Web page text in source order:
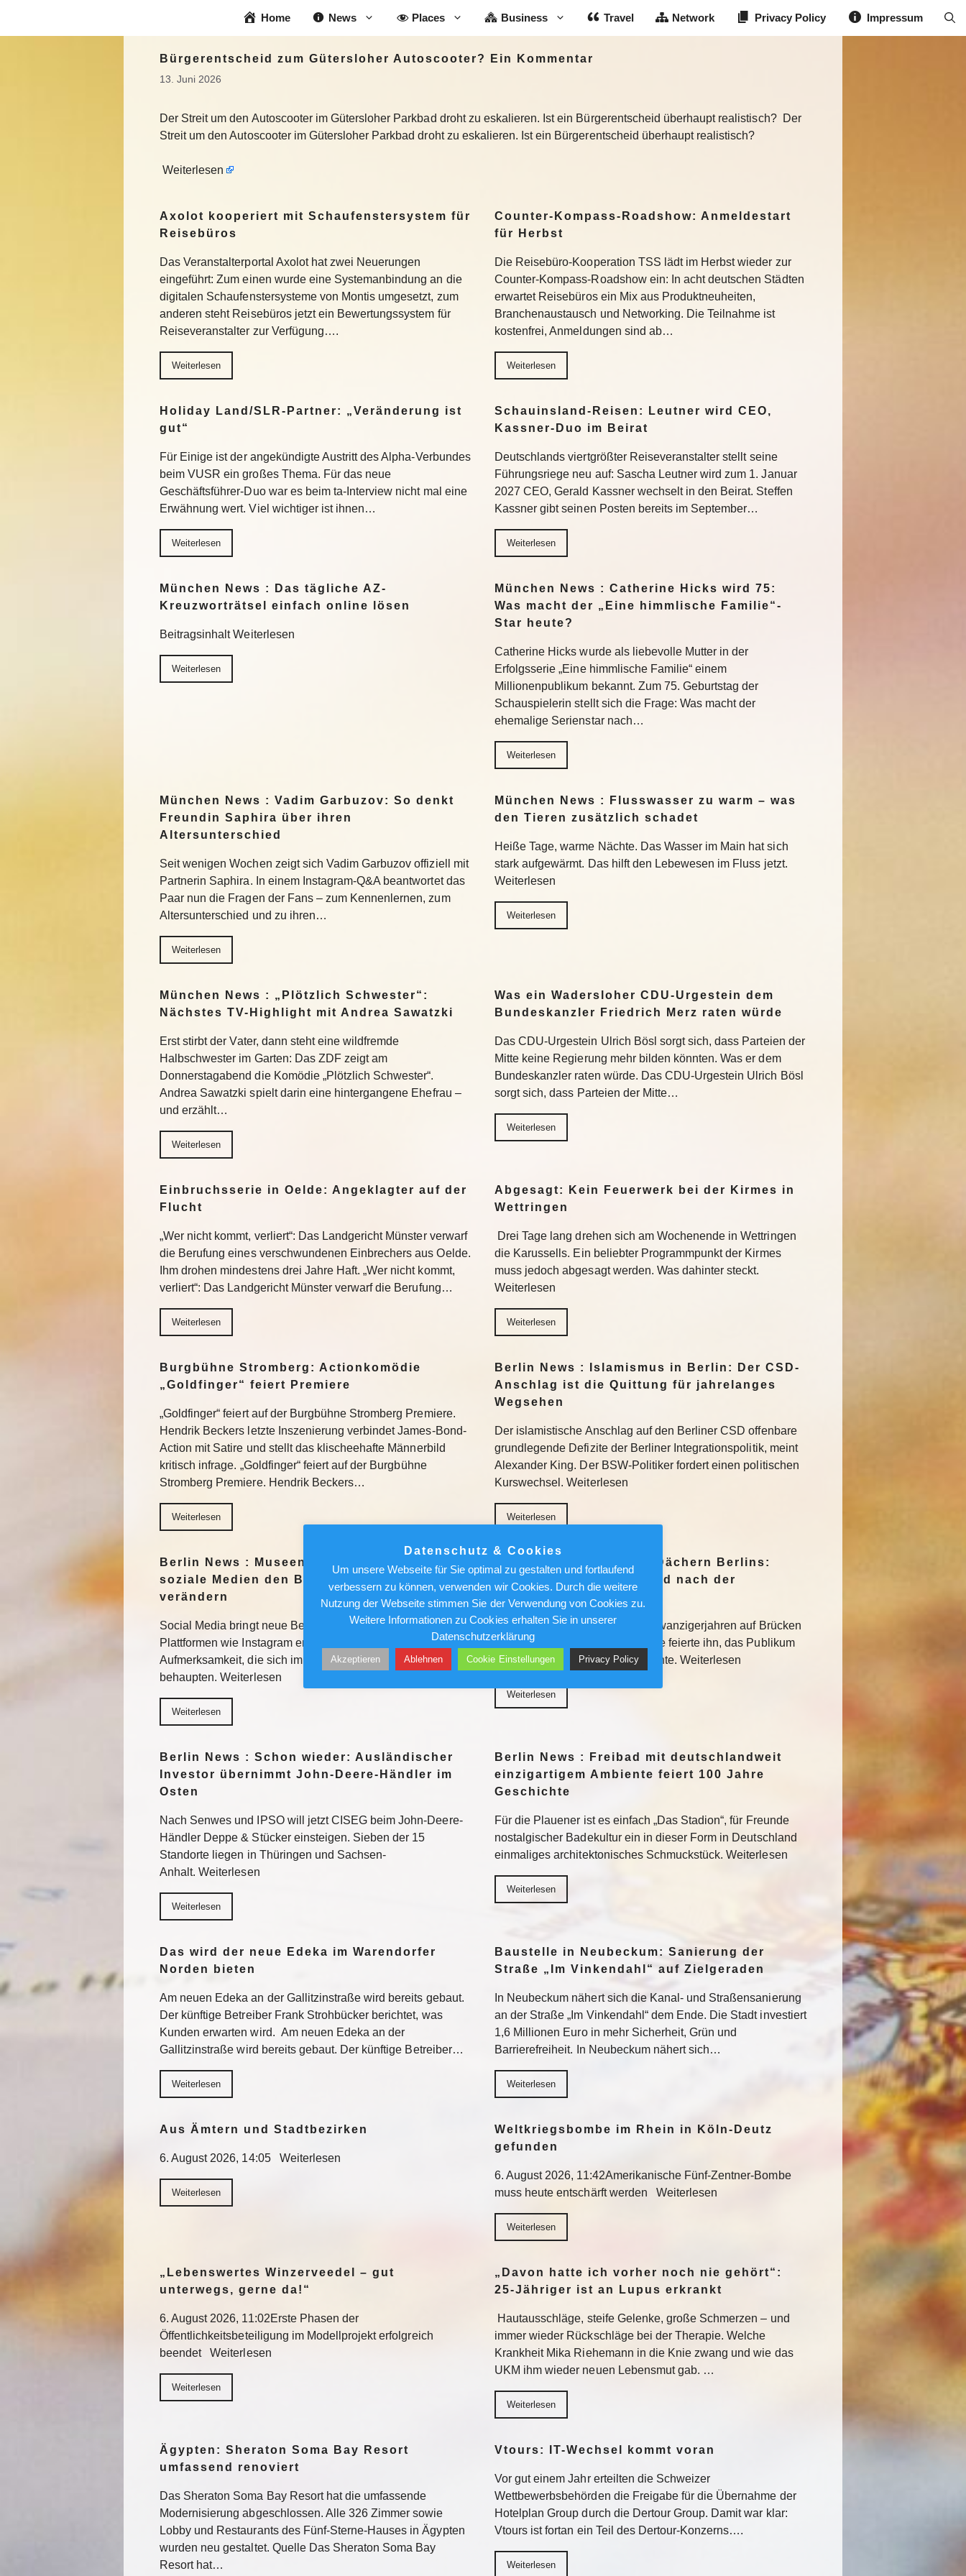
Home News Places Business Travel Network Privacy Policy Impressum
Bürgerentscheid zum Gütersloher Autoscooter? Ein Kommentar
13. Juni 2026
Der Streit um den Autoscooter im Gütersloher Parkbad droht zu eskalieren. Ist ein Bürgerentscheid überhaupt realistisch? Der
Streit um den Autoscooter im Gütersloher Parkbad droht zu eskalieren. Ist ein Bürgerentscheid überhaupt realistisch?
Weiterlesen
Axolot kooperiert mit Schaufenstersystem für
Reisebüros
Das Veranstalterportal Axolot hat zwei Neuerungen
eingeführt: Zum einen wurde eine Systemanbindung an die
digitalen Schaufenstersysteme von Montis umgesetzt, zum
anderen steht Reisebüros jetzt ein Bewertungssystem für
Reiseveranstalter zur Verfügung….
Weiterlesen
Counter-Kompass-Roadshow: Anmeldestart
für Herbst
Die Reisebüro-Kooperation TSS lädt im Herbst wieder zur
Counter-Kompass-Roadshow ein: In acht deutschen Städten
erwartet Reisebüros ein Mix aus Produktneuheiten,
Branchenaustausch und Networking. Die Teilnahme ist
kostenfrei, Anmeldungen sind ab…
Weiterlesen
Holiday Land/SLR-Partner: „Veränderung ist
gut“
Für Einige ist der angekündigte Austritt des Alpha-Verbundes
beim VUSR ein großes Thema. Für das neue
Geschäftsführer-Duo war es beim ta-Interview nicht mal eine
Erwähnung wert. Viel wichtiger ist ihnen…
Weiterlesen
Schauinsland-Reisen: Leutner wird CEO,
Kassner-Duo im Beirat
Deutschlands viertgrößter Reiseveranstalter stellt seine
Führungsriege neu auf: Sascha Leutner wird zum 1. Januar
2027 CEO, Gerald Kassner wechselt in den Beirat. Steffen
Kassner gibt seinen Posten bereits im September…
Weiterlesen
München News : Das tägliche AZ-
Kreuzworträtsel einfach online lösen
Beitragsinhalt Weiterlesen
Weiterlesen
München News : Catherine Hicks wird 75:
Was macht der „Eine himmlische Familie“-
Star heute?
Catherine Hicks wurde als liebevolle Mutter in der
Erfolgsserie „Eine himmlische Familie“ einem
Millionenpublikum bekannt. Zum 75. Geburtstag der
Schauspielerin stellt sich die Frage: Was macht der
ehemalige Serienstar nach…
Weiterlesen
München News : Vadim Garbuzov: So denkt
Freundin Saphira über ihren
Altersunterschied
Seit wenigen Wochen zeigt sich Vadim Garbuzov offiziell mit
Partnerin Saphira. In einem Instagram-Q&A beantwortet das
Paar nun die Fragen der Fans – zum Kennenlernen, zum
Altersunterschied und zu ihren…
Weiterlesen
München News : Flusswasser zu warm – was
den Tieren zusätzlich schadet
Heiße Tage, warme Nächte. Das Wasser im Main hat sich
stark aufgewärmt. Das hilft den Lebewesen im Fluss jetzt.
Weiterlesen
Weiterlesen
München News : „Plötzlich Schwester“:
Nächstes TV-Highlight mit Andrea Sawatzki
Erst stirbt der Vater, dann steht eine wildfremde
Halbschwester im Garten: Das ZDF zeigt am
Donnerstagabend die Komödie „Plötzlich Schwester“.
Andrea Sawatzki spielt darin eine hintergangene Ehefrau –
und erzählt…
Weiterlesen
Was ein Wadersloher CDU-Urgestein dem
Bundeskanzler Friedrich Merz raten würde
Das CDU-Urgestein Ulrich Bösl sorgt sich, dass Parteien der
Mitte keine Regierung mehr bilden könnten. Was er dem
Bundeskanzler raten würde. Das CDU-Urgestein Ulrich Bösl
sorgt sich, dass Parteien der Mitte…
Weiterlesen
Einbruchsserie in Oelde: Angeklagter auf der
Flucht
„Wer nicht kommt, verliert“: Das Landgericht Münster verwarf
die Berufung eines verschwundenen Einbrechers aus Oelde.
Ihm drohen mindestens drei Jahre Haft. „Wer nicht kommt,
verliert“: Das Landgericht Münster verwarf die Berufung…
Weiterlesen
Abgesagt: Kein Feuerwerk bei der Kirmes in
Wettringen
Drei Tage lang drehen sich am Wochenende in Wettringen
die Karussells. Ein beliebter Programmpunkt der Kirmes
muss jedoch abgesagt werden. Was dahinter steckt.
Weiterlesen
Weiterlesen
Burgbühne Stromberg: Actionkomödie
„Goldfinger“ feiert Premiere
„Goldfinger“ feiert auf der Burgbühne Stromberg Premiere.
Hendrik Beckers letzte Inszenierung verbindet James-Bond-
Action mit Satire und stellt das klischeehafte Männerbild
kritisch infrage. „Goldfinger“ feiert auf der Burgbühne
Stromberg Premiere. Hendrik Beckers…
Weiterlesen
Berlin News : Islamismus in Berlin: Der CSD-
Anschlag ist die Quittung für jahrelanges
Wegsehen
Der islamistische Anschlag auf den Berliner CSD offenbare
grundlegende Defizite der Berliner Integrationspolitik, meint
Alexander King. Der BSW-Politiker fordert einen politischen
Kurswechsel. Weiterlesen
Weiterlesen
Berlin News : Museen für den Feed: Wie
soziale Medien den Blick auf Kunst
verändern
Social Media bringt neue Besucher in die Museen. Doch auf
Plattformen wie Instagram erhalten vor allem jene Motive
Aufmerksamkeit, die sich im Feed am besten
behaupten. Weiterlesen
Weiterlesen
Berlin News : Über den Dächern Berlins:
Alfred Torge und die Jagd nach der
Sensation
Ungesichert kletterte er in den Zwanzigerjahren auf Brücken
und Geschäftshäuser. Die Presse feierte ihn, das Publikum
liebte ihn – bis sein Stern verglühte. Weiterlesen
Weiterlesen
Berlin News : Schon wieder: Ausländischer
Investor übernimmt John-Deere-Händler im
Osten
Nach Senwes und IPSO will jetzt CISEG beim John-Deere-
Händler Deppe & Stücker einsteigen. Sieben der 15
Standorte liegen in Thüringen und Sachsen-
Anhalt. Weiterlesen
Weiterlesen
Berlin News : Freibad mit deutschlandweit
einzigartigem Ambiente feiert 100 Jahre
Geschichte
Für die Plauener ist es einfach „Das Stadion“, für Freunde
nostalgischer Badekultur ein in dieser Form in Deutschland
einmaliges architektonisches Schmuckstück. Weiterlesen
Weiterlesen
Das wird der neue Edeka im Warendorfer
Norden bieten
Am neuen Edeka an der Gallitzinstraße wird bereits gebaut.
Der künftige Betreiber Frank Strohbücker berichtet, was
Kunden erwarten wird. Am neuen Edeka an der
Gallitzinstraße wird bereits gebaut. Der künftige Betreiber…
Weiterlesen
Baustelle in Neubeckum: Sanierung der
Straße „Im Vinkendahl“ auf Zielgeraden
In Neubeckum nähert sich die Kanal- und Straßensanierung
an der Straße „Im Vinkendahl“ dem Ende. Die Stadt investiert
1,6 Millionen Euro in mehr Sicherheit, Grün und
Barrierefreiheit. In Neubeckum nähert sich…
Weiterlesen
Aus Ämtern und Stadtbezirken
6. August 2026, 14:05 Weiterlesen
Weiterlesen
Weltkriegsbombe im Rhein in Köln-Deutz
gefunden
6. August 2026, 11:42Amerikanische Fünf-Zentner-Bombe
muss heute entschärft werden Weiterlesen
Weiterlesen
„Lebenswertes Winzerveedel – gut
unterwegs, gerne da!“
6. August 2026, 11:02Erste Phasen der
Öffentlichkeitsbeteiligung im Modellprojekt erfolgreich
beendet Weiterlesen
Weiterlesen
„Davon hatte ich vorher noch nie gehört“:
25-Jähriger ist an Lupus erkrankt
Hautausschläge, steife Gelenke, große Schmerzen – und
immer wieder Rückschläge bei der Therapie. Welche
Krankheit Mika Riehemann in die Knie zwang und wie das
UKM ihm wieder neuen Lebensmut gab. …
Weiterlesen
Ägypten: Sheraton Soma Bay Resort
umfassend renoviert
Das Sheraton Soma Bay Resort hat die umfassende
Modernisierung abgeschlossen. Alle 326 Zimmer sowie
Lobby und Restaurants des Fünf-Sterne-Hauses in Ägypten
wurden neu gestaltet. Quelle Das Sheraton Soma Bay
Resort hat…
Vtours: IT-Wechsel kommt voran
Vor gut einem Jahr erteilten die Schweizer
Wettbewerbsbehörden die Freigabe für die Übernahme der
Hotelplan Group durch die Dertour Group. Damit war klar:
Vtours ist fortan ein Teil des Dertour-Konzerns….
Weiterlesen
Datenschutz & Cookies
Um unsere Webseite für Sie optimal zu gestalten und fortlaufend
verbessern zu können, verwenden wir Cookies. Durch die weitere
Nutzung der Webseite stimmen Sie der Verwendung von Cookies zu.
Weitere Informationen zu Cookies erhalten Sie in unserer
Datenschutzerklärung
Akzeptieren Ablehnen Cookie Einstellungen Privacy Policy